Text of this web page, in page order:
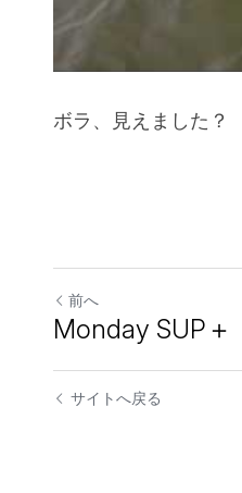
ボラ、見えました？
前へ
Monday SUP＋
サイトへ戻る